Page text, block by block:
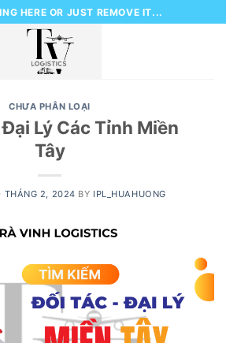
HERE OR JUST REMOVE IT...
CHƯA PHÂN LOẠI
Lý Các Tỉnh Miền
Tây
THÁNG 2, 2024 BY IPL_HUAHUONG